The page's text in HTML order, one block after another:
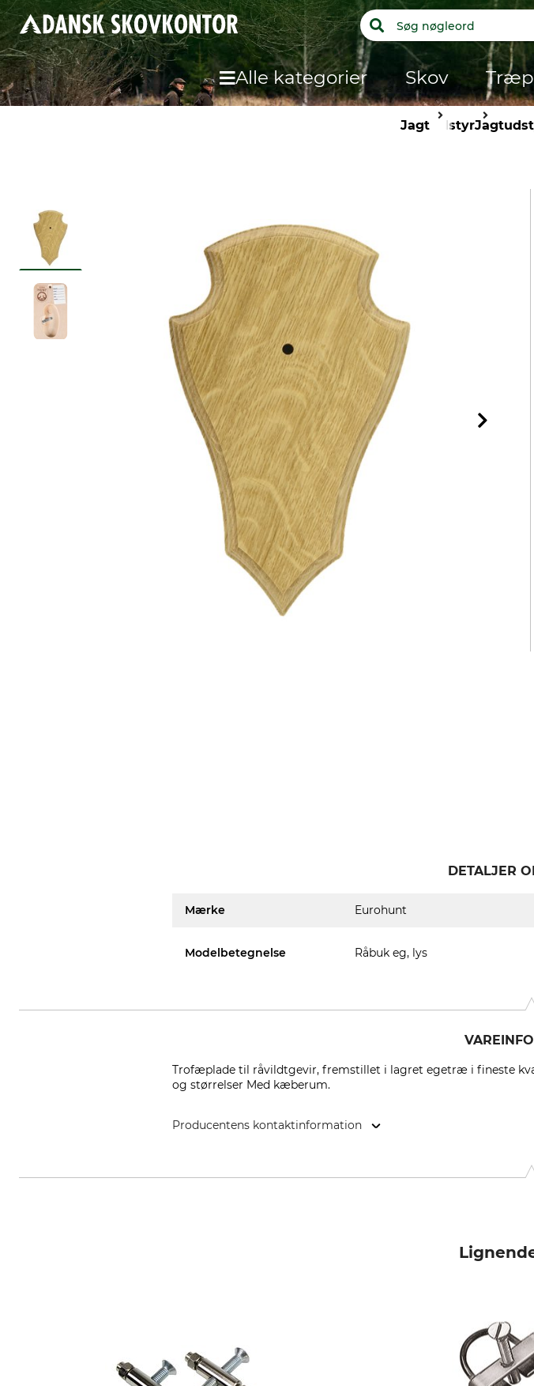
Alle kategorier Skov
JagtUdstyr
DETALJER
Mærke Eurohunt
Modelbetegnelse Råbuk eg, lys
Trofæplade til råvildtgevir, fremstillet i lagret egetræ i fineste
og størrelser Med kæberum.
Producentens kontaktinformation